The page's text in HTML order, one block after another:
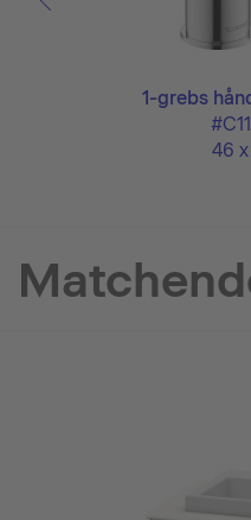
1-grebs
46 x